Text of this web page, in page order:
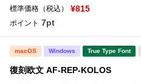
標準価格（税込） ¥815
ポイント 7pt
macOS Windows True Type Font
復刻欧文 AF-REP-KOLOS